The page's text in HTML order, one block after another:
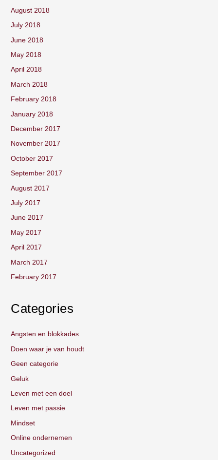
August 2018
July 2018
June 2018
May 2018
April 2018
March 2018
February 2018
January 2018
December 2017
November 2017
October 2017
September 2017
August 2017
July 2017
June 2017
May 2017
April 2017
March 2017
February 2017
Categories
Angsten en blokkades
Doen waar je van houdt
Geen categorie
Geluk
Leven met een doel
Leven met passie
Mindset
Online ondernemen
Uncategorized